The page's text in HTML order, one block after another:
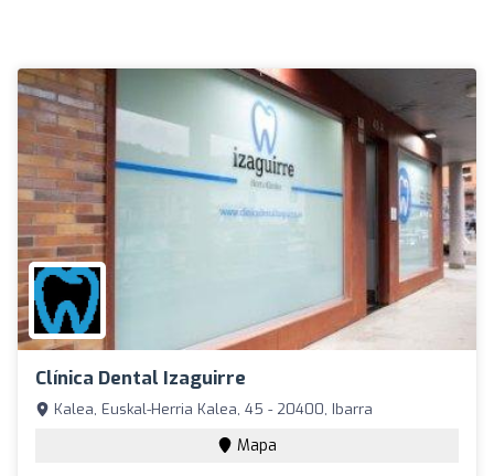
Clínica Dental Izaguirre
Kalea, Euskal-Herria Kalea, 45 - 20400, Ibarra
Mapa